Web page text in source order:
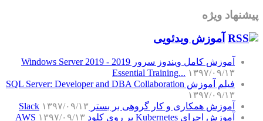
پیشنهاد ویژه
آموزش‌ ویدئویی
آموزش کامل ویندوز سرور 2019 - Windows Server 2019
Essential Training... ۱۳۹۷/۰۹/۱۳
فیلم آموزش SQL Server: Developer and DBA Collaboration
۱۳۹۷/۰۹/۱۳
آموزش همکاری و کار گروهی بر بستر Slack ۱۳۹۷/۰۹/۱۳
آموزش اجرای Kubernetes بر روی کلود AWS
۱۳۹۷/۰۹/۱۳